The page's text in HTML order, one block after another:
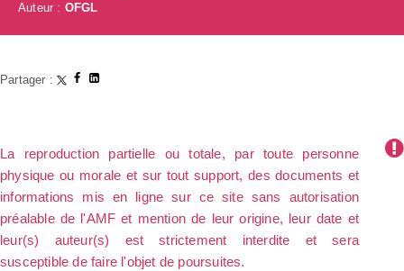
Auteur : OFGL
Partager :
La reproduction partielle ou totale, par toute personne
physique ou morale et sur tout support, des documents et
informations mis en ligne sur ce site sans autorisation
préalable de l'AMF et mention de leur origine, leur date et
leur(s) auteur(s) est strictement interdite et sera
susceptible de faire l'objet de poursuites.